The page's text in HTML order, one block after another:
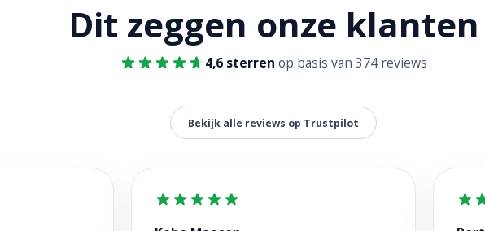
Dit zeggen onze klanten
4,6 sterren op basis van 374 reviews
Bekijk alle reviews op Trustpilot